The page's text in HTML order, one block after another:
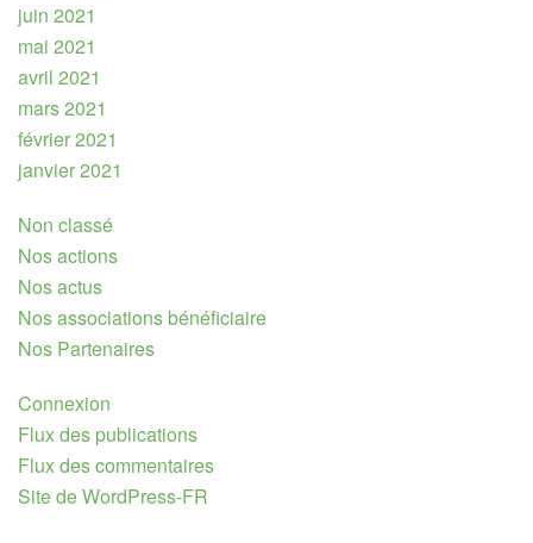
juin 2021
mai 2021
avril 2021
mars 2021
février 2021
janvier 2021
Non classé
Nos actions
Nos actus
Nos associations bénéficiaire
Nos Partenaires
Connexion
Flux des publications
Flux des commentaires
Site de WordPress-FR